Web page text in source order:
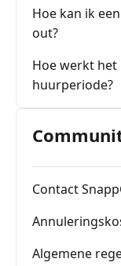
Hoe kan ik
out?
Hoe werkt
huurperiode?
Contact
Algemene